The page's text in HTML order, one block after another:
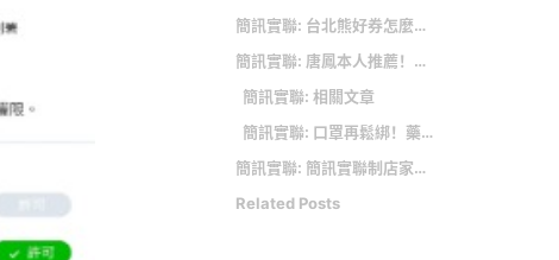
簡訊實聯: 台北熊好券怎麼用？即日起至 10/6 台北通 App 登記抽獎方法
簡訊實聯: 唐鳳本人推薦！「簡訊實聯制」這款 App 掃碼最方便
簡訊實聯: 相關文章
簡訊實聯: 口罩再鬆綁！藥局等醫事機構不強制 4大場所仍需戴上
簡訊實聯: 簡訊實聯制店家申請及民眾使用教學｜透過免費簡訊，不留個資快速完成場所防疫實聯制
Related Posts